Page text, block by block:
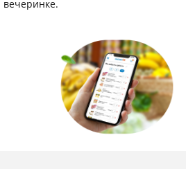
вечеринке.